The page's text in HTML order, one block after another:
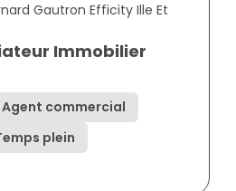
Gautron Efficity Ille Et
Immobilier
Agent commercial
plein